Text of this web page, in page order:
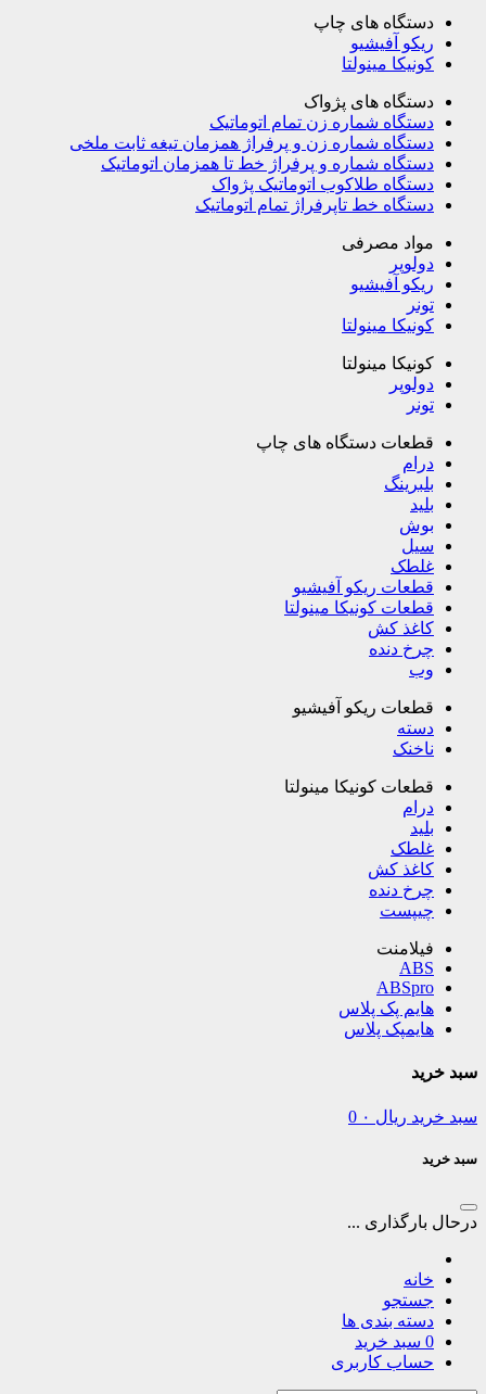
دستگاه های چاپ
ریکو آفیشیو
کونیکا مینولتا
دستگاه های پژواک
دستگاه شماره زن تمام اتوماتیک
دستگاه شماره زن و پرفراژ همزمان تیغه ثابت ملخی
دستگاه شماره و پرفراژ خط تا همزمان اتوماتیک
دستگاه طلاکوب اتوماتیک پژواک
دستگاه خط تاپرفراژ تمام اتوماتیک
مواد مصرفی
دولوپر
ریکو آفیشیو
تونر
کونیکا مینولتا
کونیکا مینولتا
دولوپر
تونر
قطعات دستگاه های چاپ
درام
بلبرینگ
بلید
بوش
سیل
غلطک
قطعات ریکو آفیشیو
قطعات کونیکا مینولتا
کاغذ کش
چرخ دنده
وب
قطعات ریکو آفیشیو
دسته
ناخنک
قطعات کونیکا مینولتا
درام
بلید
غلطک
کاغذ کش
چرخ دنده
چیپست
فیلامنت
ABS
ABSpro
هایم پک پلاس
هایمپک پلاس
سبد خرید
سبد خرید ریال 0
سبد خرید
درحال بارگذاری ...
خانه
جستجو
دسته بندی ها
0 سبد خرید
حساب کاربری